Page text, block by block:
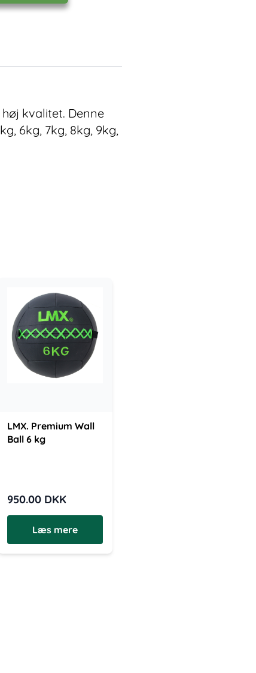
kvalitet. Denne
6kg, 7kg, 8kg, 9kg,
LMX. Premium Wall
Ball 6 kg
950.00 DKK
Læs mere